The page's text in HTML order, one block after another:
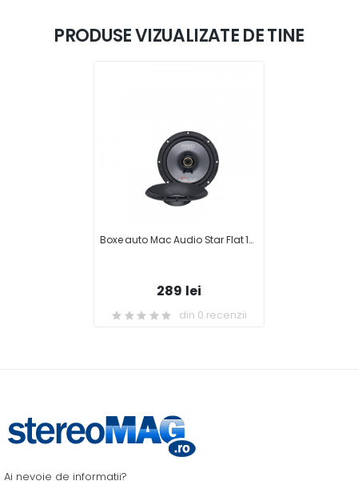
PRODUSE VIZUALIZATE DE TINE
Boxe auto Mac Audio Star Flat 16.2
289 lei
din 0 recenzii
Ai nevoie de informatii?